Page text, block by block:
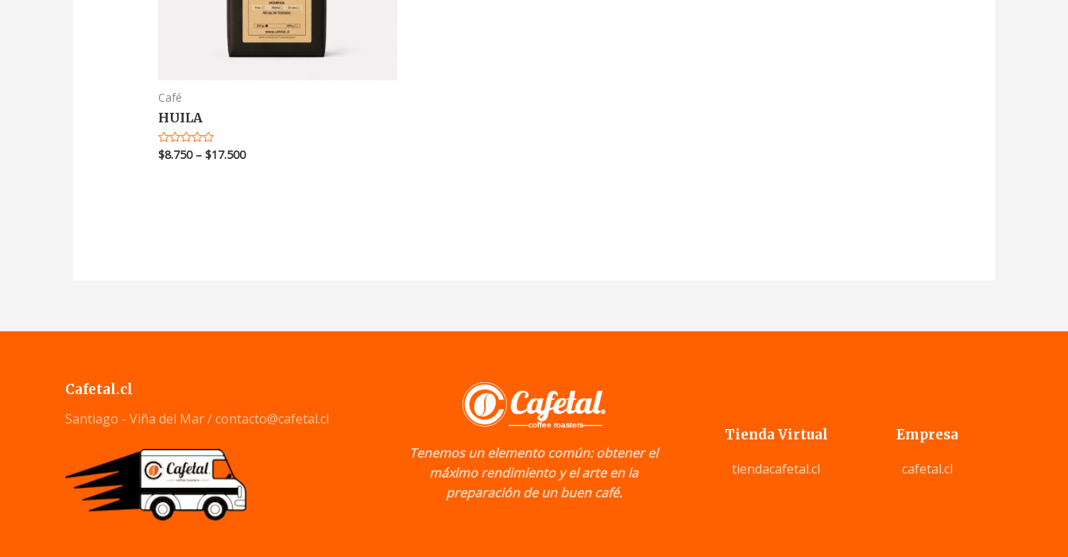
Café
HUILA
Valorado
en
$8.750– $17.500
Cafetal.cl
Santiago - Viña del Mar /contacto@cafetal.cl
Tenemos un elemento común: obtener el
máximo rendimiento y el arte en la
preparación de un buen café.
Tienda Virtual
tiendacafetal.cl
Empresa
cafetal.cl